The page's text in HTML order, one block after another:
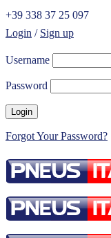
+39 338 37 25 097
Login / Sign up
Username
Password
Forgot Your Password?